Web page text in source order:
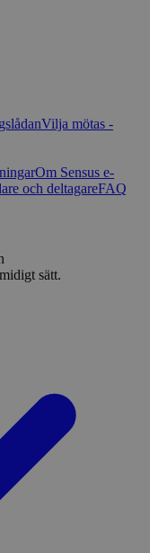
Vilja mötas -
Om Sensus e-
och deltagareFAQ
sätt.